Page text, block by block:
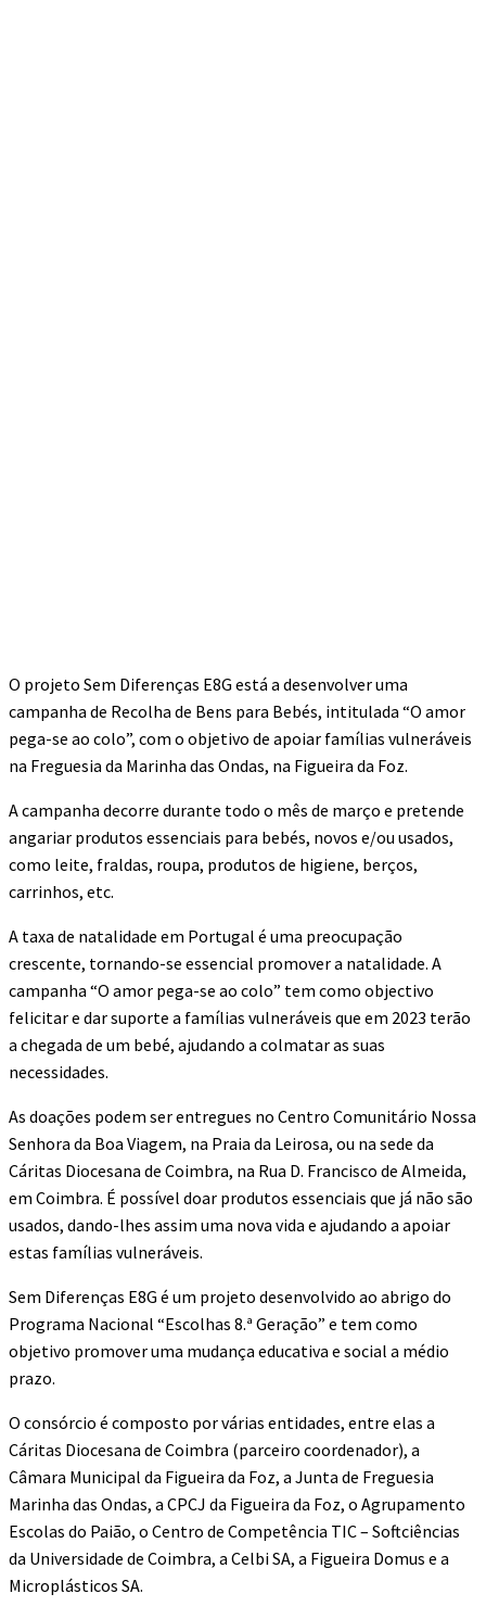
O projeto Sem Diferenças E8G está a desenvolver uma
campanha de Recolha de Bens para Bebés, intitulada “O amor
pega-se ao colo”, com o objetivo de apoiar famílias vulneráveis
na Freguesia da Marinha das Ondas, na Figueira da Foz.
A campanha decorre durante todo o mês de março e pretende
angariar produtos essenciais para bebés, novos e/ou usados,
como leite, fraldas, roupa, produtos de higiene, berços,
carrinhos, etc.
A taxa de natalidade em Portugal é uma preocupação
crescente, tornando-se essencial promover a natalidade. A
campanha “O amor pega-se ao colo” tem como objectivo
felicitar e dar suporte a famílias vulneráveis que em 2023 terão
a chegada de um bebé, ajudando a colmatar as suas
necessidades.
As doações podem ser entregues no Centro Comunitário Nossa
Senhora da Boa Viagem, na Praia da Leirosa, ou na sede da
Cáritas Diocesana de Coimbra, na Rua D. Francisco de Almeida,
em Coimbra. É possível doar produtos essenciais que já não são
usados, dando-lhes assim uma nova vida e ajudando a apoiar
estas famílias vulneráveis.
Sem Diferenças E8G é um projeto desenvolvido ao abrigo do
Programa Nacional “Escolhas 8.ª Geração” e tem como
objetivo promover uma mudança educativa e social a médio
prazo.
O consórcio é composto por várias entidades, entre elas a
Cáritas Diocesana de Coimbra (parceiro coordenador), a
Câmara Municipal da Figueira da Foz, a Junta de Freguesia
Marinha das Ondas, a CPCJ da Figueira da Foz, o Agrupamento
Escolas do Paião, o Centro de Competência TIC – Softciências
da Universidade de Coimbra, a Celbi SA, a Figueira Domus e a
Microplásticos SA.